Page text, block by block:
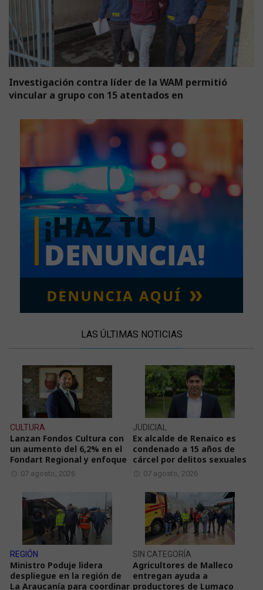
Investigación contra líder de la WAM permitió
vincular a grupo con 15 atentados en
LAS ÚLTIMAS NOTICIAS
CULTURA
Lanzan Fondos Cultura con
un aumento del 6,2% en el
Fondart Regional y enfoque
07 agosto, 2026
JUDICIAL
Ex alcalde de Renaico es
condenado a 15 años de
cárcel por delitos sexuales
07 agosto, 2026
REGIÓN
Ministro Poduje lidera
despliegue en la región de
La Araucanía para coordinar
SIN CATEGORÍA
Agricultores de Malleco
entregan ayuda a
productores de Lumaco